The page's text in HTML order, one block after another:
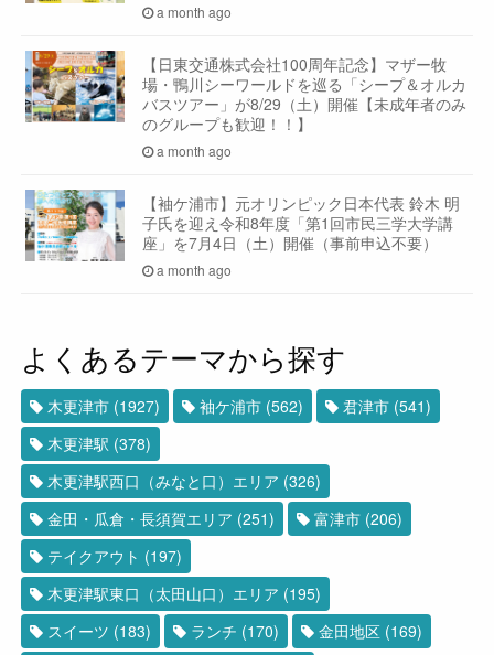
a month ago
【日東交通株式会社100周年記念】マザー牧
場・鴨川シーワールドを巡る「シープ＆オルカ
バスツアー」が8/29（土）開催【未成年者のみ
のグループも歓迎！！】
a month ago
【袖ケ浦市】元オリンピック日本代表 鈴木 明
子氏を迎え令和8年度「第1回市民三学大学講
座」を7月4日（土）開催（事前申込不要）
a month ago
よくあるテーマから探す
木更津市 (1927) 袖ケ浦市 (562) 君津市 (541)
木更津駅 (378)
木更津駅西口（みなと口）エリア (326)
金田・瓜倉・長須賀エリア (251) 富津市 (206)
テイクアウト (197)
木更津駅東口（太田山口）エリア (195)
スイーツ (183) ランチ (170) 金田地区 (169)